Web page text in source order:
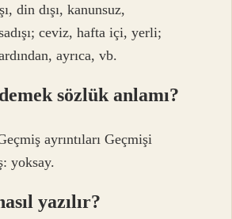
din dışı, kanunsuz,
ceviz, hafta içi, yerli;
ayrıca, vb.
sözlük anlamı?
ayrıntıları Geçmişi
yoksay.
yazılır?